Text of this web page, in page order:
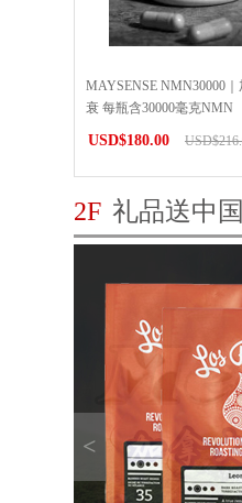
MAYSENSE NMN30000
衰 每瓶含30000毫克NMN
USD$180.00
2F 礼品送中国
<